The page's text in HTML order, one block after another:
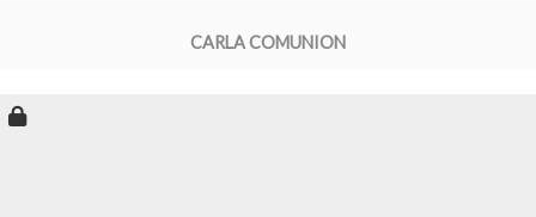
CARLA COMUNION